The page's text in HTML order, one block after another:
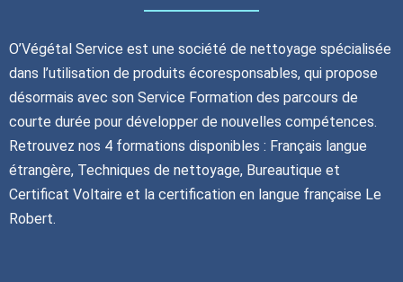
O’Végétal Service est une société de nettoyage spécialisée
dans l’utilisation de produits écoresponsables, qui propose
désormais avec son Service Formation des parcours de
courte durée pour développer de nouvelles compétences.
Retrouvez nos 4 formations disponibles : Français langue
étrangère, Techniques de nettoyage, Bureautique et
Certificat Voltaire et la certification en langue française Le
Robert.